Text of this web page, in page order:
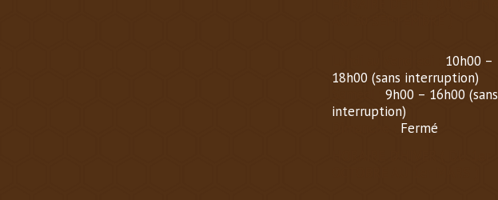
10h00 –
18h00 (sans interruption)
9h00 – 16h00 (sans
interruption)
Fermé